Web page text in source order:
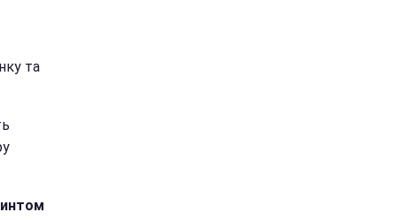
та